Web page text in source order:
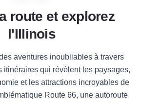
route et explorez
l'Illinois
aventures inoubliables à travers
itinéraires qui révèlent les paysages,
et les attractions incroyables de
Route 66, une autoroute